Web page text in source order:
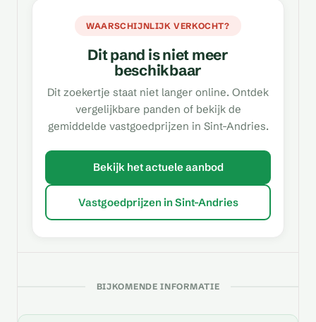
WAARSCHIJNLIJK VERKOCHT?
Dit pand is niet meer
beschikbaar
Dit zoekertje staat niet langer online. Ontdek
vergelijkbare panden of bekijk de
gemiddelde vastgoedprijzen in Sint-Andries.
Bekijk het actuele aanbod
Vastgoedprijzen in Sint-Andries
BIJKOMENDE INFORMATIE